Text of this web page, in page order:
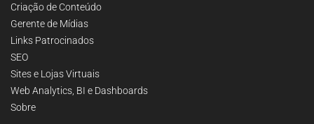
Criação de Conteúdo
Gerente de Mídias
Links Patrocinados
SEO
Sites e Lojas Virtuais
Web Analytics, BI e Dashboards
Sobre